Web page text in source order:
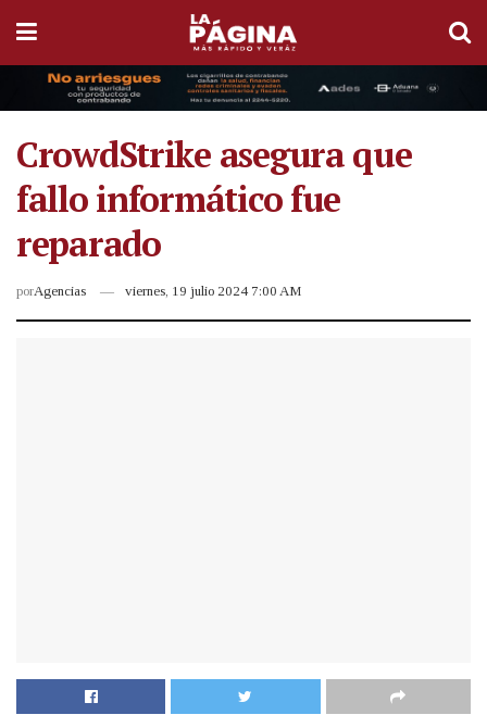
CrowdStrike asegura que
fallo informático fue
reparado
porAgencias viernes, 19 julio 2024 7:00 AM